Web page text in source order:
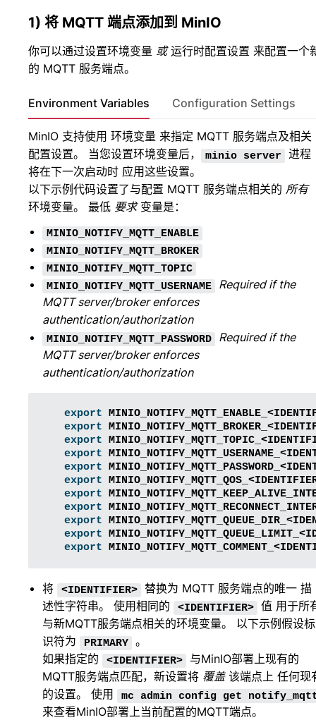
1) 将 MQTT 端点添加到 MinIO
你可以通过设置环境变量 或运行时配置设置 来配置一个
的 MQTT 服务端点。
Environment Variables
MinIO 支持使用 环境变量 来指定 MQTT 服务端点及相关
配置设置。 当您设置环境变量后，
minio server
进程
将在下一次启动时 应用这些设置。
以下示例代码设置了与配置 MQTT 服务端点相关的 所有
环境变量。 最低 要求变量是：
MINIO_NOTIFY_MQTT_ENABLE
MINIO_NOTIFY_MQTT_BROKER
MINIO_NOTIFY_MQTT_TOPIC
MINIO_NOTIFY_MQTT_USERNAME
Required if the
MQTT server/broker enforces
authentication/authorization
MINIO_NOTIFY_MQTT_PASSWORD
Required if the
MQTT server/broker enforces
authentication/authorization
export
export
export
export
export
export
export
export
export
export
export
将 <IDENTIFIER>
替换为 MQTT 服务端点的唯一 描
述性字符串。 使用相同的
<IDENTIFIER>
值 用于所
与新MQTT服务端点相关的环境变量。 以下示例假设标
识符为
PRIMARY
。
如果指定的
<IDENTIFIER>
与MinIO部署上现有的
MQTT服务端点匹配，新设置将 覆盖该端点上 任何现
的设置。 使用
mc admin config get
来查看MinIO部署上当前配置的MQTT端点。
Configuration Settings